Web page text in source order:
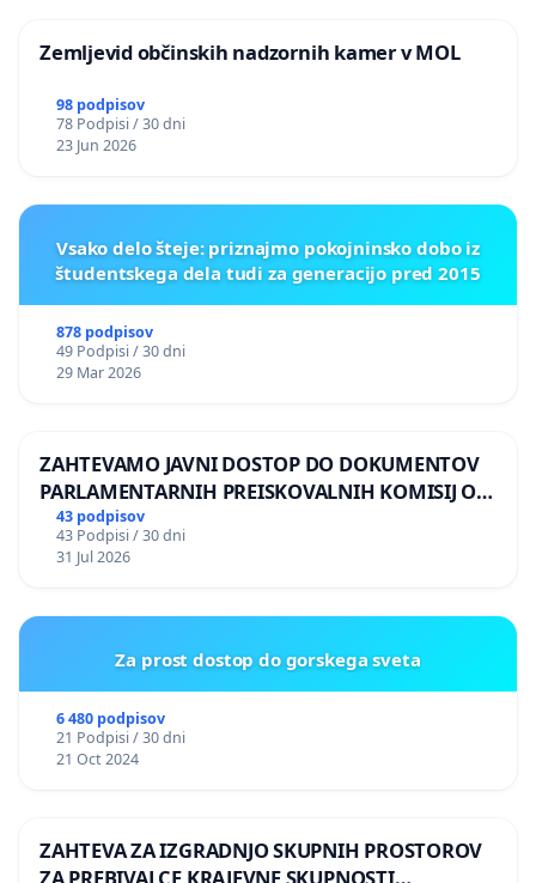
Zemljevid občinskih nadzornih kamer v MOL
98 podpisov
78 Podpisi / 30 dni
23 Jun 2026
Vsako delo šteje: priznajmo pokojninsko dobo iz
študentskega dela tudi za generacijo pred 2015
878 podpisov
49 Podpisi / 30 dni
29 Mar 2026
ZAHTEVAMO JAVNI DOSTOP DO DOKUMENTOV
PARLAMENTARNIH PREISKOVALNIH KOMISIJ O
ILEGALNI TRGOVINI Z OROŽJEM
43 podpisov
43 Podpisi / 30 dni
31 Jul 2026
Za prost dostop do gorskega sveta
6 480 podpisov
21 Podpisi / 30 dni
21 Oct 2024
ZAHTEVA ZA IZGRADNJO SKUPNIH PROSTOROV